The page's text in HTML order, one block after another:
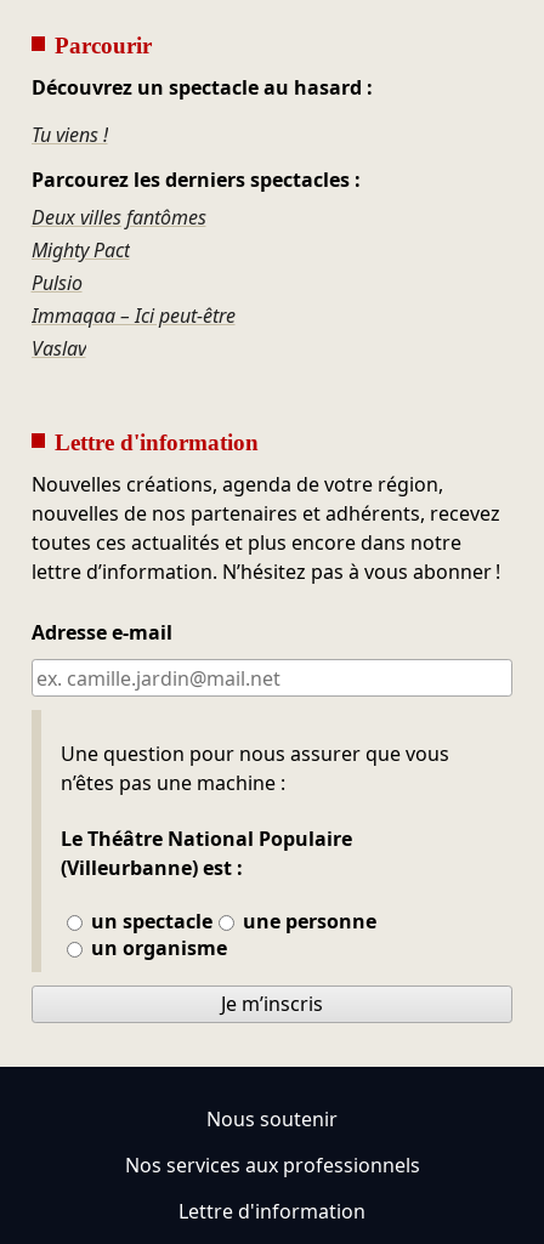
Parcourir
Découvrez un spectacle au hasard :
Tu viens !
Parcourez les derniers spectacles :
Deux villes fantômes
Mighty Pact
Pulsio
Immaqaa – Ici peut-être
Vaslav
Lettre d'information
Nouvelles créations, agenda de votre région,
nouvelles de nos partenaires et adhérents, recevez
toutes ces actualités et plus encore dans notre
lettre d’information. N’hésitez pas à vous abonner !
Adresse e-mail
Une question pour nous assurer que vous
n’êtes pas une machine :
Le Théâtre National Populaire
(Villeurbanne) est :
un spectacle
une personne
un organisme
Ne pas remplir
Je m’inscris
Nous soutenir
Nos services aux professionnels
Lettre d'information